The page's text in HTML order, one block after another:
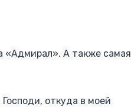
«Адмирал». А также самая
откуда в моей